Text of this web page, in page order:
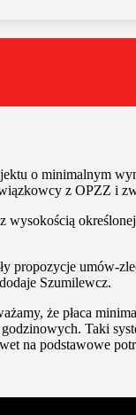
o minimalnym
z OPZZ i
propozycje umów-
Szumilewcz.
że płaca
Taki
na podstawowe